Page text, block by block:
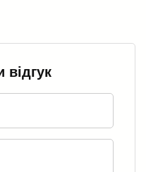
відгук